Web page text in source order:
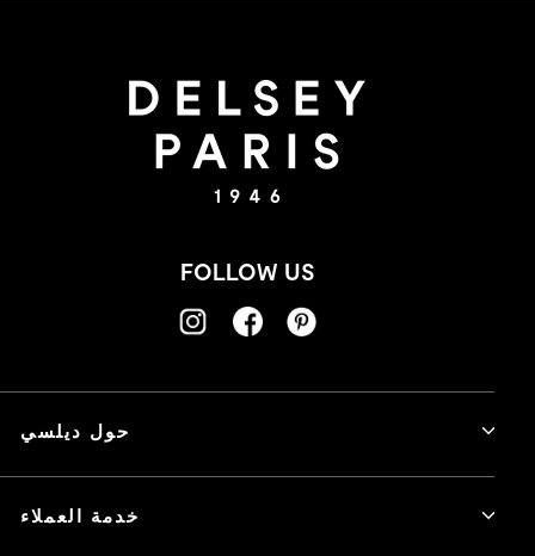
FOLLOW US
حول ديلسي
خدمة العملاء